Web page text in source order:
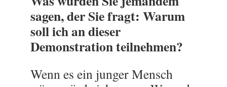
sagen, der Sie fragt: Warum
soll ich an dieser
Demonstration teilnehmen?
Wenn es ein junger Mensch